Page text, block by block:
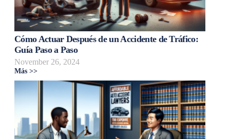
Cómo Actuar Después de un Accidente de Tráfico:
Guía Paso a Paso
November 26, 2024
Más >>